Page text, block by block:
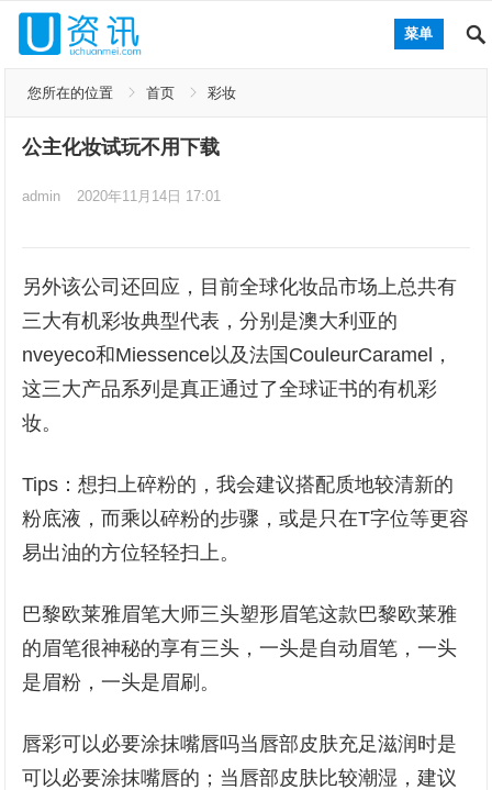
菜单
您所在的位置 首页 彩妆
公主化妆试玩不用下载
admin 2020年11月14日 17:01
另外该公司还回应，目前全球化妆品市场上总共有
三大有机彩妆典型代表，分别是澳大利亚的
nveyeco和Miessence以及法国CouleurCaramel，
这三大产品系列是真正通过了全球证书的有机彩
妆。
Tips：想扫上碎粉的，我会建议搭配质地较清新的
粉底液，而乘以碎粉的步骤，或是只在T字位等更容
易出油的方位轻轻扫上。
巴黎欧莱雅眉笔大师三头塑形眉笔这款巴黎欧莱雅
的眉笔很神秘的享有三头，一头是自动眉笔，一头
是眉粉，一头是眉刷。
唇彩可以必要涂抹嘴唇吗当唇部皮肤充足滋润时是
可以必要涂抹嘴唇的；当唇部皮肤比较潮湿，建议